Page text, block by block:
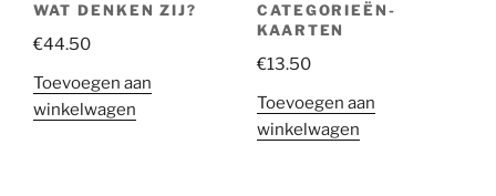
WAT DENKEN ZIJ?
€44.50
Toevoegen aan
winkelwagen
CATEGORIEËN-
KAARTEN
€13.50
Toevoegen aan
winkelwagen